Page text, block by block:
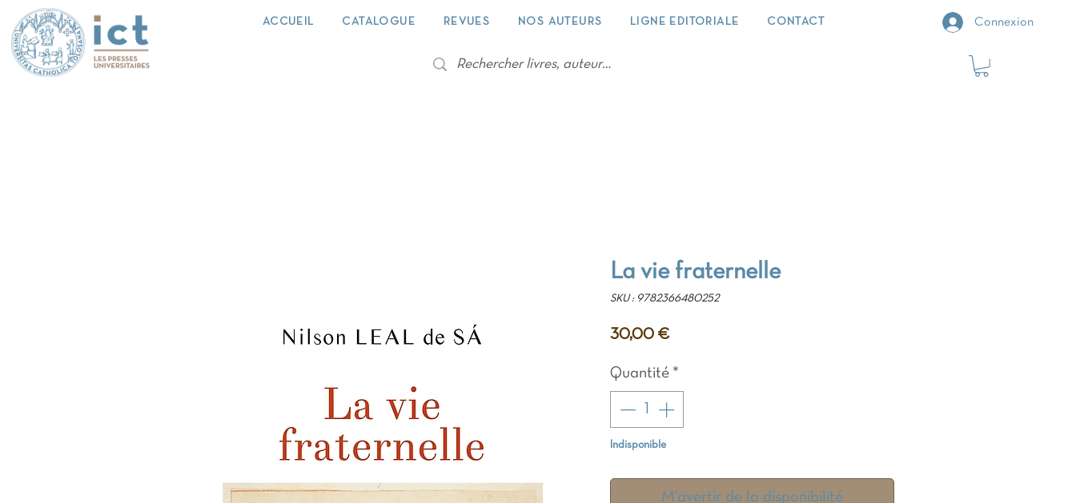
ACCUEIL CATALOGUE REVUES NOS AUTEURS LIGNE EDITORIALE CONTACT Connexion
La vie fraternelle
SKU : 9782366480252
30,00 €Prix
Quantité *
Indisponible
M'avertir de la disponibilité